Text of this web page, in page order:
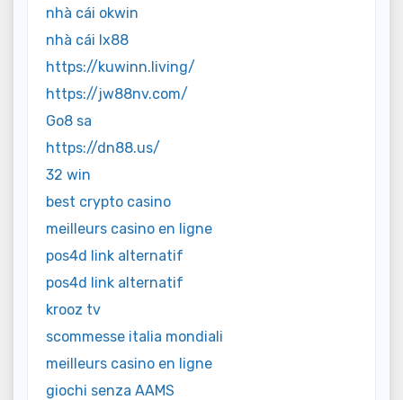
nhà cái okwin
nhà cái lx88
https://kuwinn.living/
https://jw88nv.com/
Go8 sa
https://dn88.us/
32 win
best crypto casino
meilleurs casino en ligne
pos4d link alternatif
pos4d link alternatif
krooz tv
scommesse italia mondiali
meilleurs casino en ligne
giochi senza AAMS